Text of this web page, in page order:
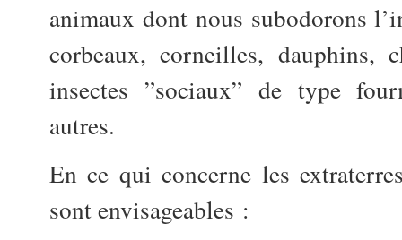
animaux dont nous subodorons
corbeaux, corneilles, dauphins,
insectes ”sociaux” de type
autres.
En ce qui concerne les
sont envisageables :